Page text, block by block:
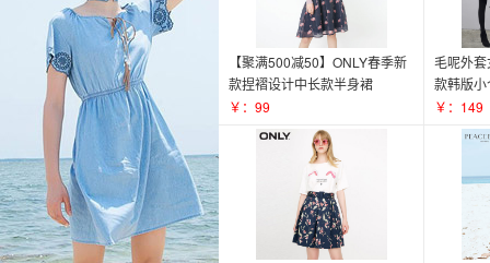
【聚满500减50】ONLY春季新
款捏褶设计中长款半身裙
女|117216520
￥：99
毛呢外
款韩版
大衣女
￥：149